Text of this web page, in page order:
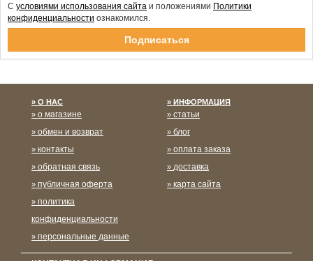
С условиями использования сайта и положениями Политики
конфиденциальности ознакомился.
О НАС
о магазине
обмен и возврат
контакты
обратная связь
публичная оферта
политика
конфиденциальности
персональные данные
ИНФОРМАЦИЯ
статьи
блог
оплата заказа
доставка
карта сайта